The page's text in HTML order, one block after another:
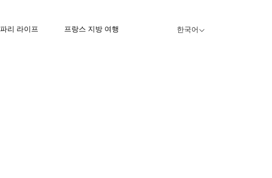
파리 라이프 프랑스 지방 여행 한국어